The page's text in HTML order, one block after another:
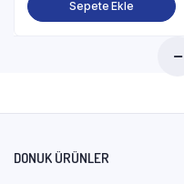
Sepete Ekle
1000
DONUK ÜRÜNLER